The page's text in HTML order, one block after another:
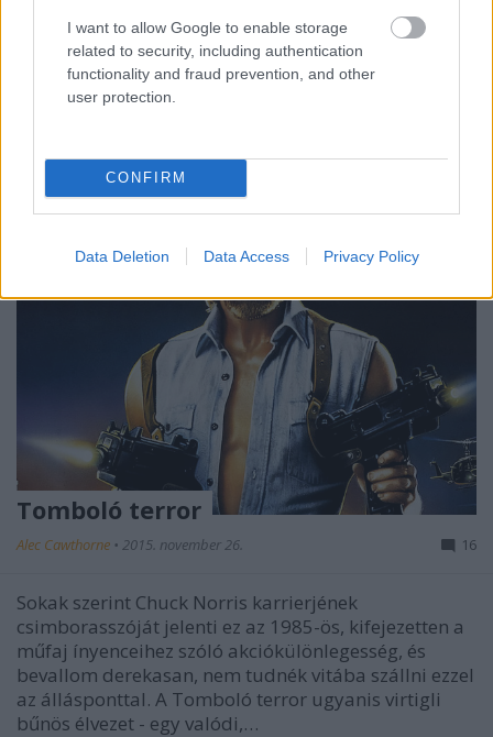
I want to allow Google to enable storage
related to security, including authentication
functionality and fraud prevention, and other
user protection.
CONFIRM
Data Deletion Data Access Privacy Policy
hogy Jockey Ewing és családja legemlékezetesebb
momentumaiból szemezgessünk. Előrebocsátom,
nem volt könnyű összeállítani ezt a listát. Jómagam
nagy rajongója vagyok a Dallasnak,…
Tomboló terror
Alec Cawthorne • 2015. november 26. 16
Sokak szerint Chuck Norris karrierjének
csimborasszóját jelenti ez az 1985-ös, kifejezetten a
műfaj ínyenceihez szóló akciókülönlegesség, és
bevallom derekasan, nem tudnék vitába szállni ezzel
az állásponttal. A Tomboló terror ugyanis virtigli
bűnös élvezet - egy valódi,…